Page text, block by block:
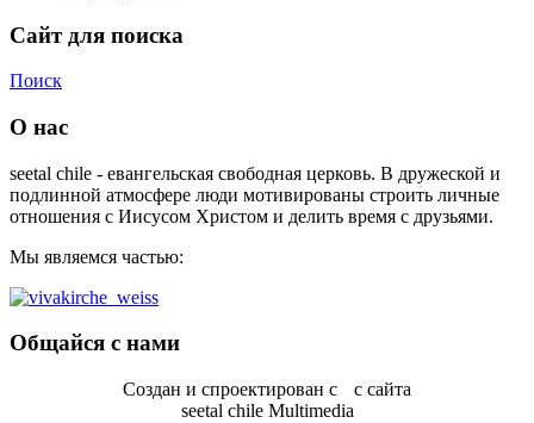
Сайт для поиска
Поиск
О нас
seetal chile - евангельская свободная церковь. В дружеской и
подлинной атмосфере люди мотивированы строить личные
отношения с Иисусом Христом и делить время с друзьями.
Мы являемся частью:
Общайся с нами
Создан и спроектирован с
с сайта
seetal chile Multimedia